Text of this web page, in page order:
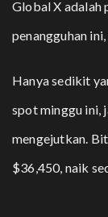
Global X adalah
penangguhan
Hanya sedikit
spot minggu ini,
mengejutkan.
$36,450, naik